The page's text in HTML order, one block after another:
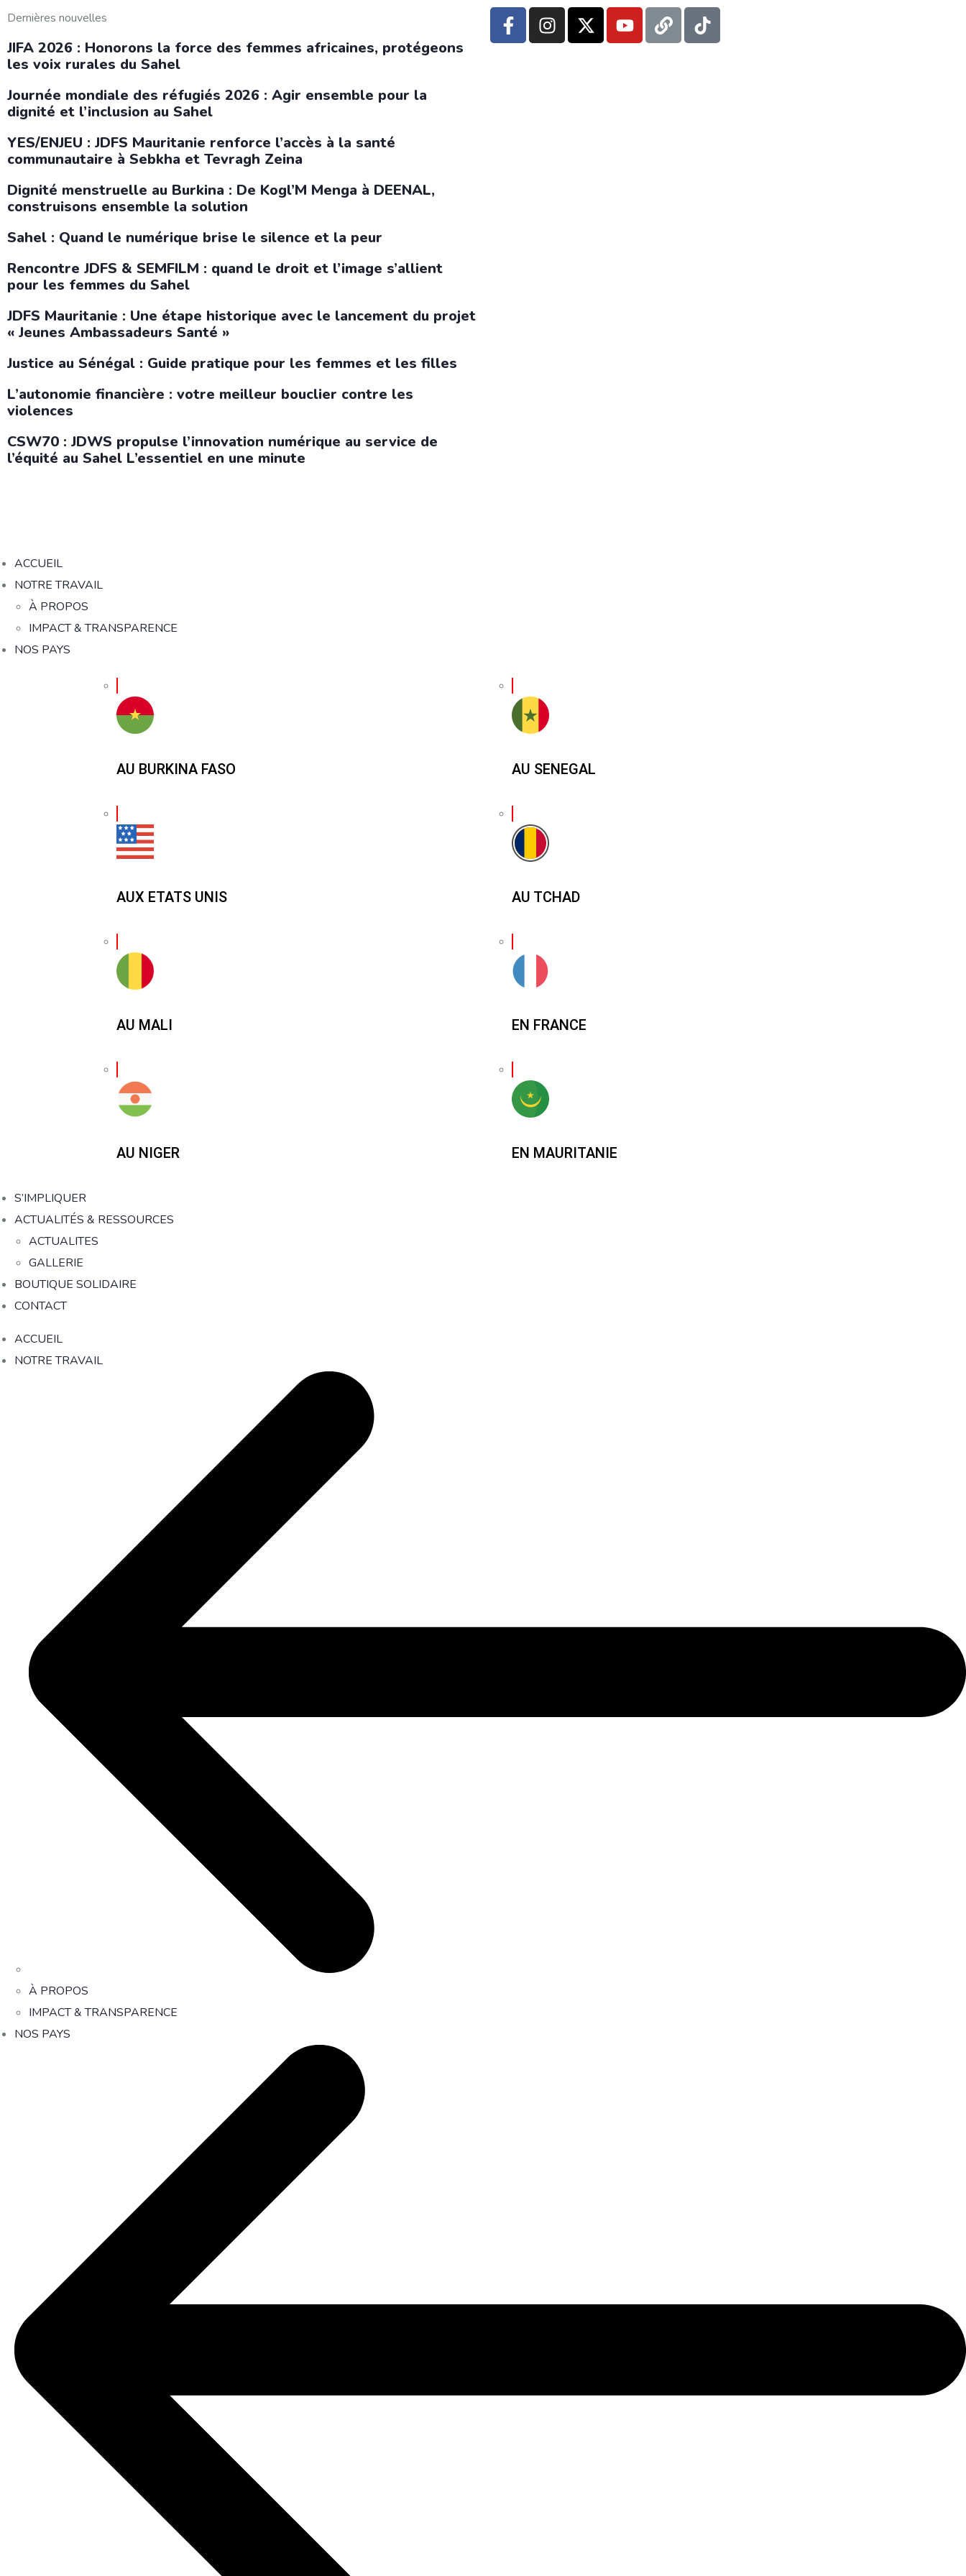
Dernières nouvelles
JIFA 2026 : Honorons la force des femmes africaines, protégeons
les voix rurales du Sahel
Journée mondiale des réfugiés 2026 : Agir ensemble pour la
dignité et l’inclusion au Sahel
YES/ENJEU : JDFS Mauritanie renforce l’accès à la santé
communautaire à Sebkha et Tevragh Zeina
Dignité menstruelle au Burkina : De Kogl’M Menga à DEENAL,
construisons ensemble la solution
Sahel : Quand le numérique brise le silence et la peur
Rencontre JDFS & SEMFILM : quand le droit et l’image s’allient
pour les femmes du Sahel
JDFS Mauritanie : Une étape historique avec le lancement du projet
« Jeunes Ambassadeurs Santé »
Justice au Sénégal : Guide pratique pour les femmes et les filles
L’autonomie financière : votre meilleur bouclier contre les
violences
CSW70 : JDWS propulse l’innovation numérique au service de
l’équité au Sahel L’essentiel en une minute
ACCUEIL
NOTRE TRAVAIL
À PROPOS
IMPACT & TRANSPARENCE
NOS PAYS
AU BURKINA FASO
AUX ETATS UNIS
AU MALI
AU NIGER
AU SENEGAL
AU TCHAD
EN FRANCE
EN MAURITANIE
S’IMPLIQUER
ACTUALITÉS & RESSOURCES
ACTUALITES
GALLERIE
BOUTIQUE SOLIDAIRE
CONTACT
ACCUEIL
NOTRE TRAVAIL
À PROPOS
IMPACT & TRANSPARENCE
NOS PAYS